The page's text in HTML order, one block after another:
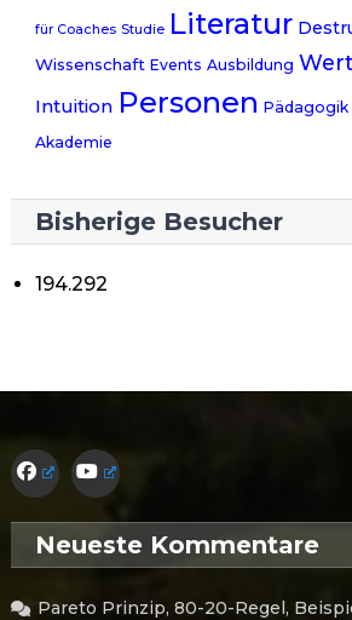
für Coaches Studie Literatur
Wissenschaft Events Ausbildung
Intuition Personen Pädagogik
Akademie
Bisherige Besucher
194.292
Neueste Kommentare
Pareto Prinzip, 80-20-Regel,